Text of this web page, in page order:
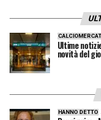
stabilità
Se la firma arriverà
biancocelesti
sognando innesti
obiettivi in Serie A
Ultime
novità del
HANNO DETTO